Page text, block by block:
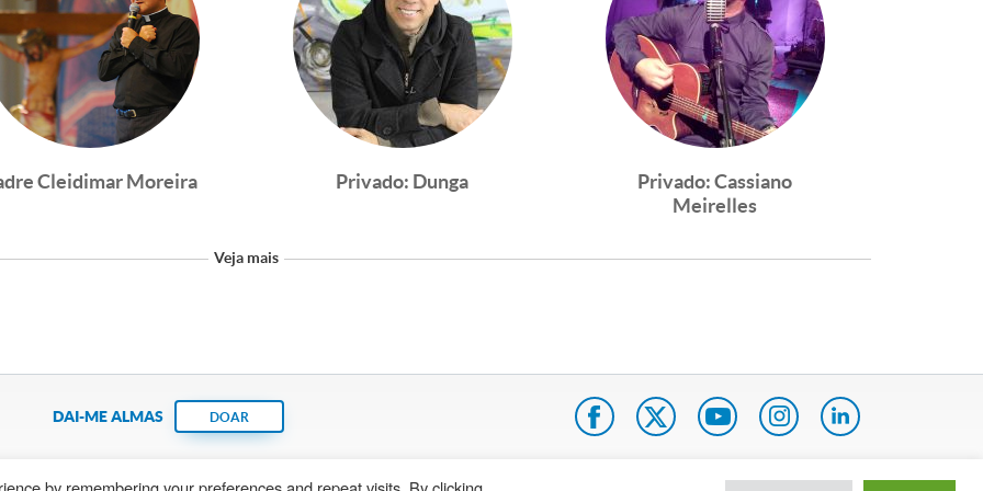
Cleidimar Moreira Privado: Dunga
Privado: Cassiano
Meirelles
Veja mais
DAI-ME ALMAS DOAR